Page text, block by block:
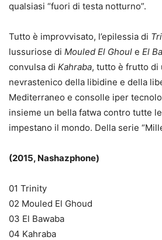
qualsiasi “fuori di testa notturno”.
Tutto è improvvisato, l’epilessia di
lussuriose di Mouled El Ghoul e El
convulsa di Kahraba, tutto è frutto di
nevrastenico della libidine e della
Mediterraneo e consolle iper
insieme un bella fatwa contro tutte
impestano il mondo. Della serie
(2015, Nashazphone)
01 Trinity
02 Mouled El Ghoud
03 El Bawaba
04 Kahraba